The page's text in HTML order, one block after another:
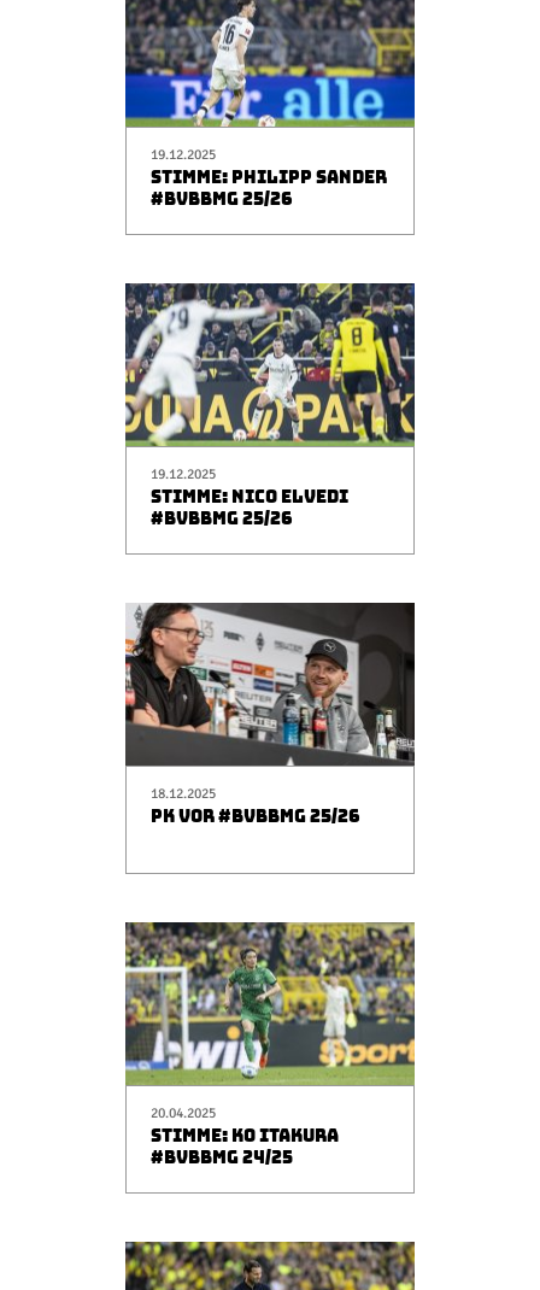
19.12.2025
STIMME: PHILIPP SANDER
#BVBBMG 25/26
19.12.2025
STIMME: NICO ELVEDI
#BVBBMG 25/26
18.12.2025
PK VOR #BVBBMG 25/26
20.04.2025
STIMME: KO ITAKURA
#BVBBMG 24/25